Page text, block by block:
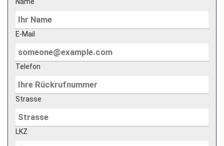
E-Mail
Telefon
Strasse
LKZ